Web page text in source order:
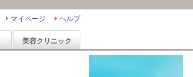
ヘルプ
マイページ
美容クリニック